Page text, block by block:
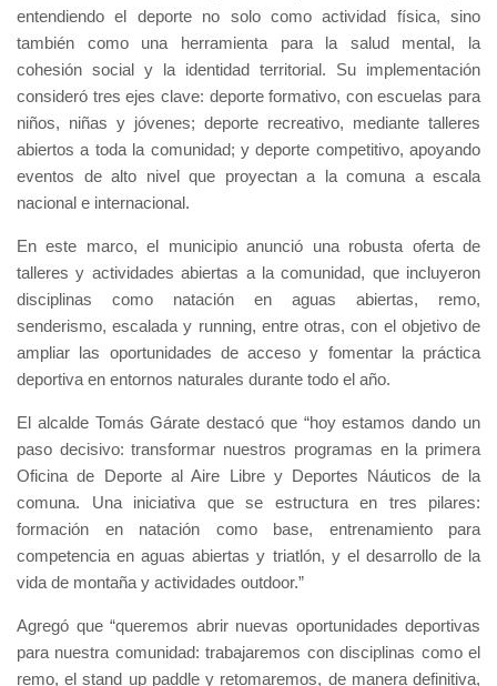
entendiendo el deporte no solo como actividad física, sino
también como una herramienta para la salud mental, la
cohesión social y la identidad territorial. Su implementación
consideró tres ejes clave: deporte formativo, con escuelas para
niños, niñas y jóvenes; deporte recreativo, mediante talleres
abiertos a toda la comunidad; y deporte competitivo, apoyando
eventos de alto nivel que proyectan a la comuna a escala
nacional e internacional.
En este marco, el municipio anunció una robusta oferta de
talleres y actividades abiertas a la comunidad, que incluyeron
disciplinas como natación en aguas abiertas, remo,
senderismo, escalada y running, entre otras, con el objetivo de
ampliar las oportunidades de acceso y fomentar la práctica
deportiva en entornos naturales durante todo el año.
El alcalde Tomás Gárate destacó que “hoy estamos dando un
paso decisivo: transformar nuestros programas en la primera
Oficina de Deporte al Aire Libre y Deportes Náuticos de la
comuna. Una iniciativa que se estructura en tres pilares:
formación en natación como base, entrenamiento para
competencia en aguas abiertas y triatlón, y el desarrollo de la
vida de montaña y actividades outdoor.”
Agregó que “queremos abrir nuevas oportunidades deportivas
para nuestra comunidad: trabajaremos con disciplinas como el
remo, el stand up paddle y retomaremos, de manera definitiva,